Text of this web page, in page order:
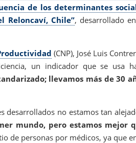
de los determinantes
Reloncaví, Chile”, desarrollado
(CNP), José Luis
un indicador que se usa
llevamos más de 30
desarrollados no estamos tan
mundo, pero estamos mejor
de personas por médicos, ya que